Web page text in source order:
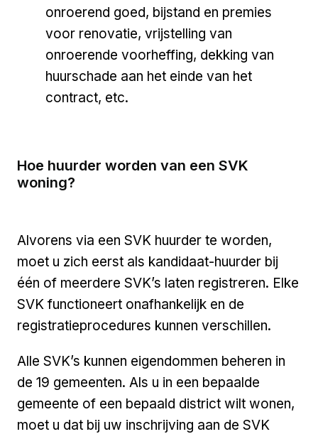
onroerend goed, bijstand en premies
voor renovatie, vrijstelling van
onroerende voorheffing, dekking van
huurschade aan het einde van het
contract, etc.
Hoe huurder worden van een SVK
woning?
Alvorens via een SVK huurder te worden,
moet u zich eerst als kandidaat-huurder bij
één of meerdere SVK’s laten registreren. Elke
SVK functioneert onafhankelijk en de
registratieprocedures kunnen verschillen.
Alle SVK’s kunnen eigendommen beheren in
de 19 gemeenten. Als u in een bepaalde
gemeente of een bepaald district wilt wonen,
moet u dat bij uw inschrijving aan de SVK